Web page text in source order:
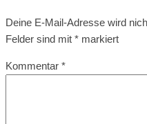
Deine E-Mail-Adresse wird
Felder sind mit * markiert
Kommentar *